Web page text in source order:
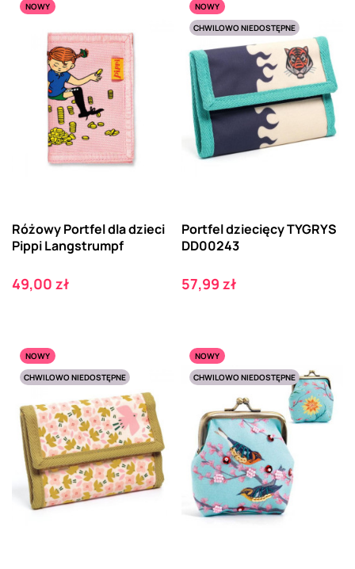
NOWY
Różowy Portfel dla dzieci
Pippi Langstrumpf
Cena
49,00 zł
NOWY
CHWILOWO NIEDOSTĘPNE
Portfel dziecięcy TYGRYS
DD00243
Cena
57,99 zł
NOWY
CHWILOWO NIEDOSTĘPNE
NOWY
CHWILOWO NIEDOSTĘPNE